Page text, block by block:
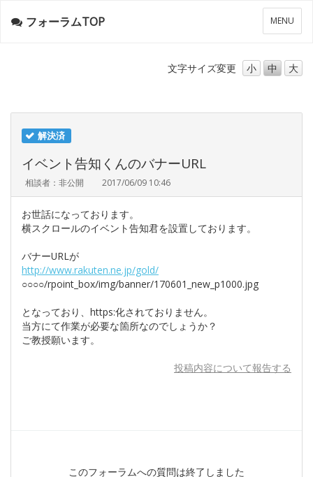
メ
ニ
ー
MENU
フォーラムTOP
文字サイズ変更 小 中 大
解決済
イベント告知くんのバナーURL
相談者：非公開 2017/06/09 10:46
お世話になっております。
横スクロールのイベント告知君を設置しております。
バナーURLが
http://www.rakuten.ne.jp/gold/
○○○○/rpoint_box/img/banner/170601_new_p1000.jpg
となっており、https:化されておりません。
当方にて作業が必要な箇所なのでしょうか？
ご教授願います。
投稿内容について報告する
このフォーラムへの質問は終了しました